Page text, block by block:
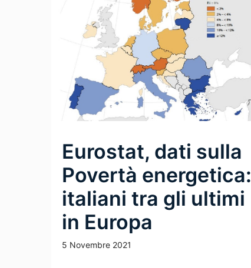
Eurostat, dati sulla
Povertà energetica:
italiani tra gli ultimi
in Europa
5 Novembre 2021